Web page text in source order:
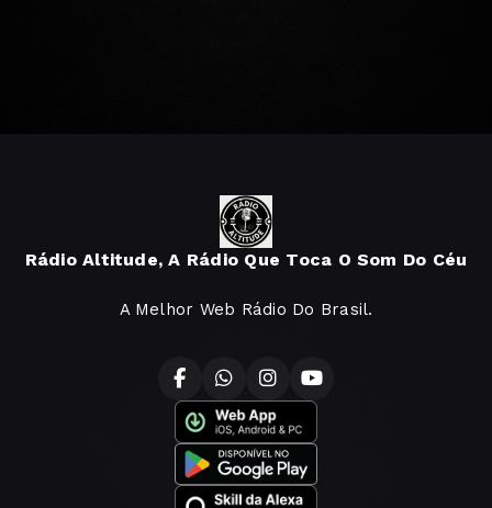
Rádio Altitude, A Rádio Que Toca O Som Do Céu
A Melhor Web Rádio Do Brasil.